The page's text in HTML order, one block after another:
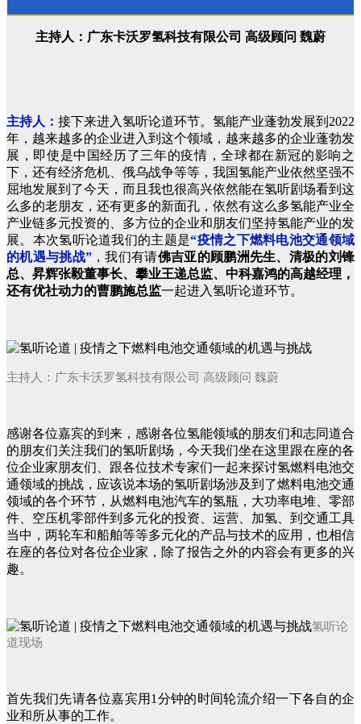
主持人：广东卡沃罗氢科技有限公司 高级顾问 魏蔚
主持人： 接下来进入氢听论道环节。氢能产业蓬勃发展到2022
年，越来越多的企业进入到这个领域，越来越多的企业蓬勃发
展，即使是中国经历了三年的疫情，全球都在新冠的影响之
下，还有经济危机、俄乌战争等等，我国氢能产业依然坚强不
屈地发展到了今天，而且我也很高兴依然能在氢听剧场看到这
么多的老朋友，还有更多的新面孔，依然有这么多氢能产业全
产业链多元投资的、多方位的企业和朋友们坚持氢能产业的发
展。本次氢听论道我们的主题是“疫情之下燃料电池交通领域
的机遇与挑战”，我们有请佛吉亚的顾鹏洲先生、清极的刘锋
总、昇辉张毅董事长、攀业王递总监、中科嘉鸿的高越经理，
还有优社动力的曹鹏施总监一起进入氢听论道环节。
主持人：广东卡沃罗氢科技有限公司 高级顾问 魏蔚
感谢各位嘉宾的到来，感谢各位氢能领域的朋友们和志同道合
的朋友们关注我们的氢听剧场，今天我们坐在这里跟在座的各
位企业家朋友们、跟各位技术专家们一起来探讨氢燃料电池交
通领域的挑战，应该说本场的氢听剧场涉及到了燃料电池交通
领域的各个环节，从燃料电池汽车的氢瓶，大功率电堆、零部
件、空压机零部件到多元化的投资、运营、加氢、到交通工具
当中，两轮车和船舶等等多元化的产品与技术的应用，也相信
在座的各位对各位企业家，除了报告之外的内容会有更多的兴
趣。
氢听论
道现场
首先我们先请各位嘉宾用1分钟的时间轮流介绍一下各自的企
业和所从事的工作。